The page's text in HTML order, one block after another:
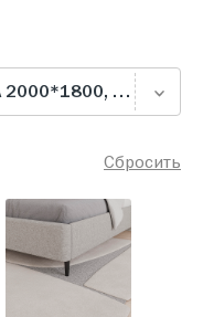
Ортопедическое основание А 2000*1800, серое
Сбросить